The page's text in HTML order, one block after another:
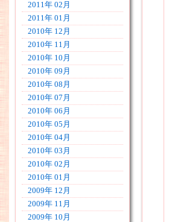
2011年 02月
2011年 01月
2010年 12月
2010年 11月
2010年 10月
2010年 09月
2010年 08月
2010年 07月
2010年 06月
2010年 05月
2010年 04月
2010年 03月
2010年 02月
2010年 01月
2009年 12月
2009年 11月
2009年 10月